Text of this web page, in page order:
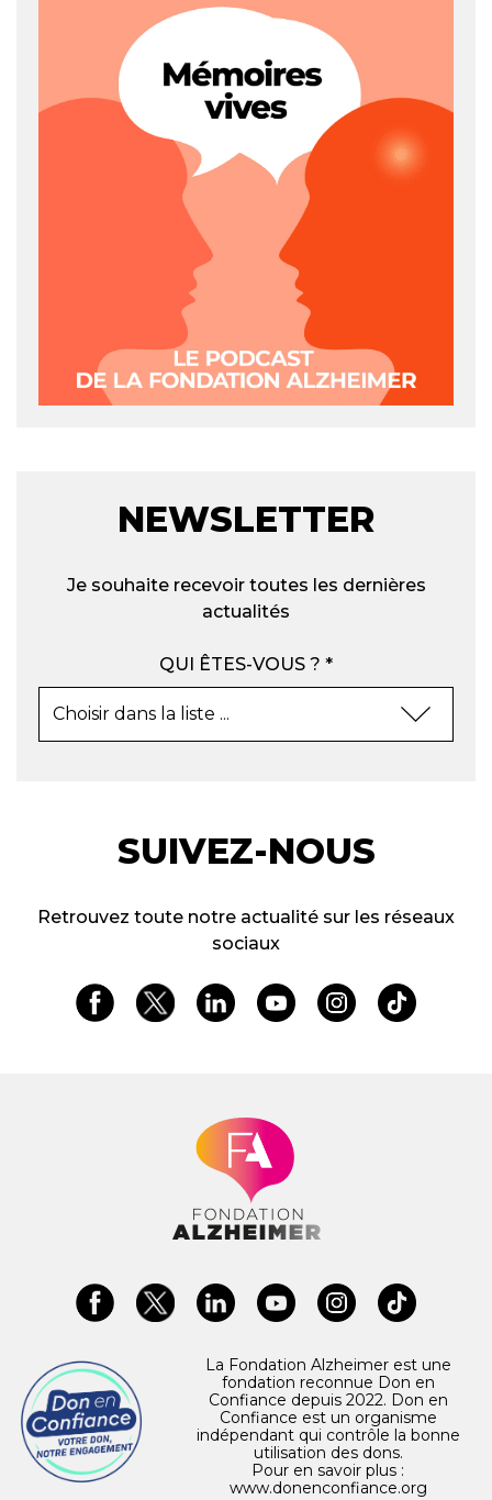
NEWSLETTER
Je souhaite recevoir toutes les dernières
actualités
QUI ÊTES-VOUS ? *
SUIVEZ-NOUS
Retrouvez toute notre actualité sur les réseaux
sociaux
La Fondation Alzheimer est une
fondation reconnue Don en
Confiance depuis 2022. Don en
Confiance est un organisme
indépendant qui contrôle la bonne
utilisation des dons.
Pour en savoir plus :
www.donenconfiance.org